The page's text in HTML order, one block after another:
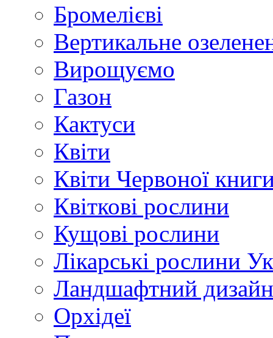
Бромелієві
Вертикальне
Вирощуємо
Газон
Кактуси
Квіти
Квіти Червоної
Квіткові рослини
Кущові рослини
Лікарські рослини
Ландшафтний дизайн
Орхідеї